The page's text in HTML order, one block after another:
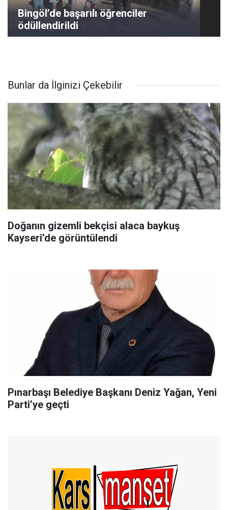
Bingöl’de başarılı öğrenciler
ödüllendirildi
Bunlar da İlginizi Çekebilir
Doğanın gizemli bekçisi alaca baykuş
Kayseri’de görüntülendi
Pınarbaşı Belediye Başkanı Deniz Yağan, Yeni
Parti’ye geçti